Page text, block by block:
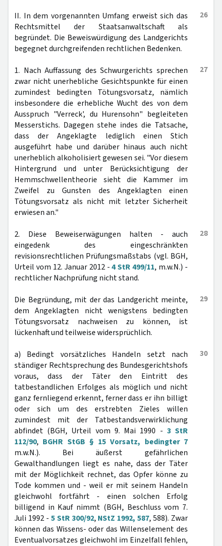
26
II. In dem vorgenannten Umfang erweist sich das
Rechtsmittel der Staatsanwaltschaft als
begründet. Die Beweiswürdigung des Landgerichts
begegnet durchgreifenden rechtlichen Bedenken.
27
1. Nach Auffassung des Schwurgerichts sprechen
zwar nicht unerhebliche Gesichtspunkte für einen
zumindest bedingten Tötungsvorsatz, nämlich
insbesondere die erhebliche Wucht des von dem
Ausspruch "Verreck', du Hurensohn" begleiteten
Messerstichs. Dagegen stehe indes die Tatsache,
dass der Angeklagte lediglich einen Stich
ausgeführt habe und darüber hinaus auch nicht
unerheblich alkoholisiert gewesen sei. "Vor diesem
Hintergrund und unter Berücksichtigung der
Hemmschwellentheorie sieht die Kammer im
Zweifel zu Gunsten des Angeklagten einen
Tötungsvorsatz als nicht mit letzter Sicherheit
erwiesen an."
28
2. Diese Beweiserwägungen halten - auch
eingedenk des eingeschränkten
revisionsrechtlichen Prüfungsmaßstabs (vgl. BGH,
Urteil vom 12. Januar 2012 -4 StR 499/11, m.w.N.) -
rechtlicher Nachprüfung nicht stand.
29
Die Begründung, mit der das Landgericht meinte,
dem Angeklagten nicht wenigstens bedingten
Tötungsvorsatz nachweisen zu können, ist
lückenhaft und teilweise widersprüchlich.
30
a) Bedingt vorsätzliches Handeln setzt nach
ständiger Rechtsprechung des Bundesgerichtshofs
voraus, dass der Täter den Eintritt des
tatbestandlichen Erfolges als möglich und nicht
ganz fernliegend erkennt, ferner dass er ihn billigt
oder sich um des erstrebten Zieles willen
zumindest mit der Tatbestandsverwirklichung
abfindet (BGH, Urteil vom 9. Mai 1990 - 3 StR
112/90, BGHR StGB § 15 Vorsatz, bedingter 7
m.w.N.). Bei äußerst gefährlichen
Gewalthandlungen liegt es nahe, dass der Täter
mit der Möglichkeit rechnet, das Opfer könne zu
Tode kommen und - weil er mit seinem Handeln
gleichwohl fortfährt - einen solchen Erfolg
billigend in Kauf nimmt (BGH, Beschluss vom 7.
Juli 1992 - 5 StR 300/92, NStZ 1992, 587, 588). Zwar
können das Wissens- oder das Willenselement des
Eventualvorsatzes gleichwohl im Einzelfall fehlen,